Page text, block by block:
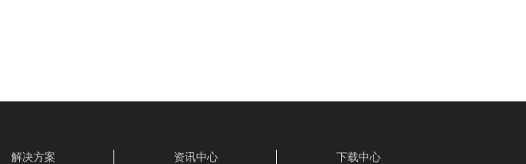
解决方案 资讯中心 下载中心